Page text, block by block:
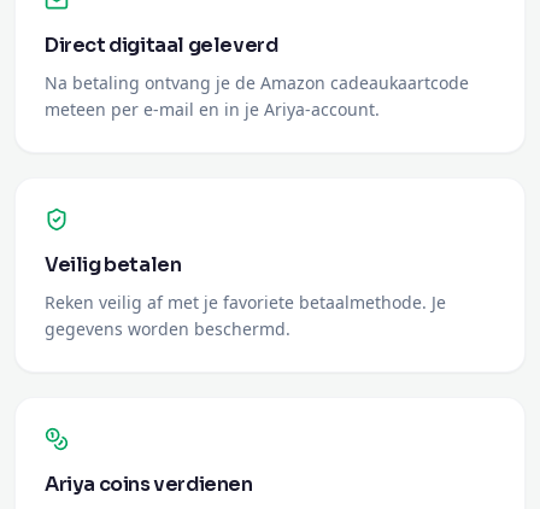
Direct digitaal geleverd
Na betaling ontvang je de Amazon cadeaukaartcode
meteen per e-mail en in je Ariya-account.
Veilig betalen
Reken veilig af met je favoriete betaalmethode. Je
gegevens worden beschermd.
Ariya coins verdienen